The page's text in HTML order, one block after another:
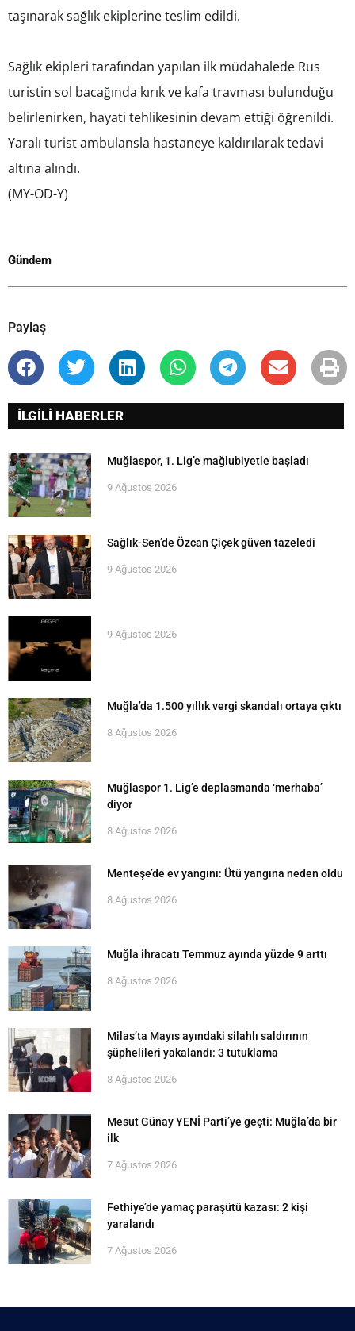
taşınarak sağlık ekiplerine teslim edildi.
Sağlık ekipleri tarafından yapılan ilk müdahalede Rus
turistin sol bacağında kırık ve kafa travması bulunduğu
belirlenirken, hayati tehlikesinin devam ettiği öğrenildi.
Yaralı turist ambulansla hastaneye kaldırılarak tedavi
altına alındı.
(MY-OD-Y)
Gündem
Paylaş
İLGİLİ HABERLER
Muğlaspor, 1. Lig’e mağlubiyetle başladı
9 Ağustos 2026
Sağlık-Sen’de Özcan Çiçek güven tazeledi
9 Ağustos 2026
9 Ağustos 2026
Muğla’da 1.500 yıllık vergi skandalı ortaya çıktı
8 Ağustos 2026
Muğlaspor 1. Lig’e deplasmanda ‘merhaba’
diyor
8 Ağustos 2026
Menteşe’de ev yangını: Ütü yangına neden oldu
8 Ağustos 2026
Muğla ihracatı Temmuz ayında yüzde 9 arttı
8 Ağustos 2026
Milas’ta Mayıs ayındaki silahlı saldırının
şüphelileri yakalandı: 3 tutuklama
8 Ağustos 2026
Mesut Günay YENİ Parti’ye geçti: Muğla’da bir
ilk
7 Ağustos 2026
Fethiye’de yamaç paraşütü kazası: 2 kişi
yaralandı
7 Ağustos 2026